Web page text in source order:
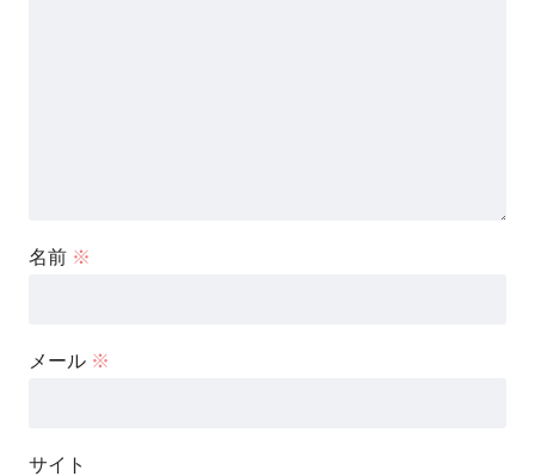
名前 ※
メール ※
サイト